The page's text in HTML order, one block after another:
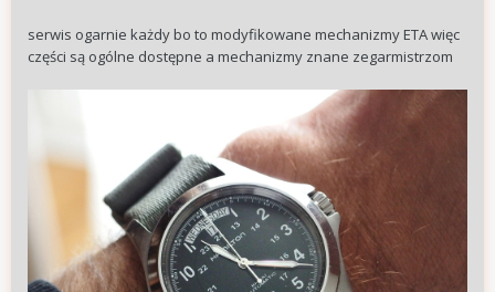
serwis ogarnie każdy bo to modyfikowane mechanizmy ETA więc
części są ogólne dostępne a mechanizmy znane zegarmistrzom